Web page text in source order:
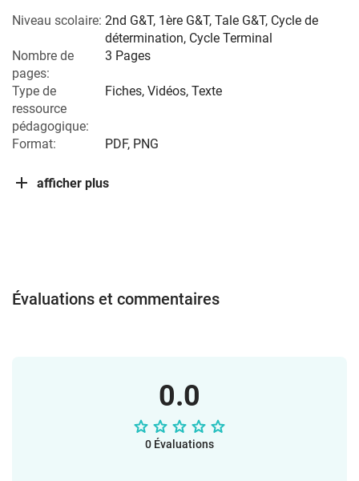
Niveau scolaire: 2nd G&T, 1ère G&T, Tale G&T, Cycle de
détermination, Cycle Terminal
Nombre de
pages:
3 Pages
Type de
ressource
pédagogique:
Fiches, Vidéos, Texte
Format: PDF, PNG
afficher plus
Évaluations et commentaires
0.0
0 Évaluations